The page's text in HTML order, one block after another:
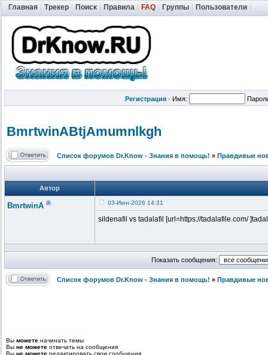
Главная Трекер Поиск Правила FAQ Группы Пользователи
Регистрация · Имя:
BmrtwinABtjAmumnlkgh
Список форумов Dr.Know - Знания в помощь! » Правдивые
Автор
BmrtwinA ® 03-Июн-2026 14:31
sildenafil vs tadalafil [url=https://tadalafile.com/
Показать сообщения:
Список форумов Dr.Know - Знания в помощь! » Правдивые
Вы можете начинать темы
Вы не можете отвечать на сообщения